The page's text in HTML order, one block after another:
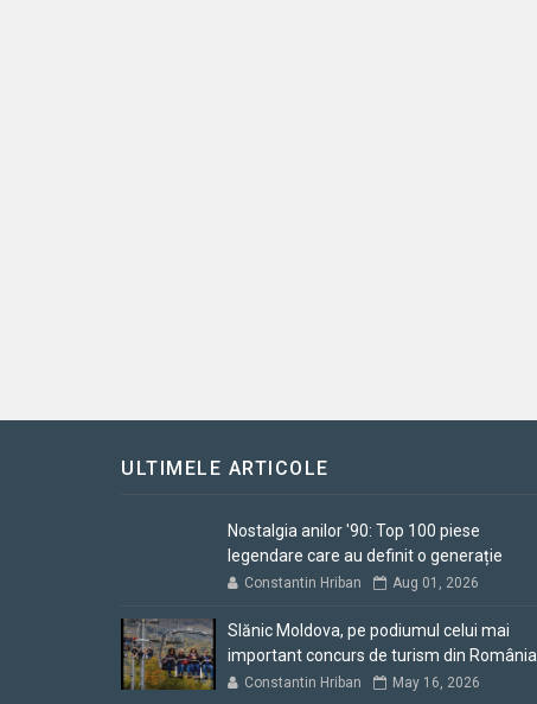
ULTIMELE ARTICOLE
Nostalgia anilor '90: Top 100 piese
legendare care au definit o generație
Constantin Hriban Aug 01, 2026
Slănic Moldova, pe podiumul celui mai
important concurs de turism din România
Constantin Hriban May 16, 2026